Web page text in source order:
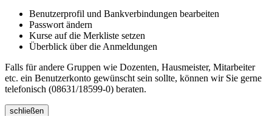
Benutzerprofil und Bankverbindungen bearbeiten
Passwort ändern
Kurse auf die Merkliste setzen
Überblick über die Anmeldungen
Falls für andere Gruppen wie Dozenten, Hausmeister, Mitarbeiter
etc. ein Benutzerkonto gewünscht sein sollte, können wir Sie gerne
telefonisch (08631/18599-0) beraten.
schließen